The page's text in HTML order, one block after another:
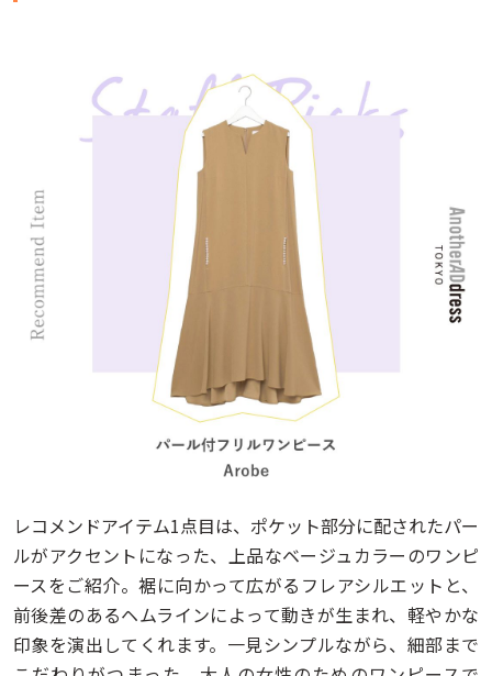
レコメンドアイテム1点目は、ポケット部分に配されたパー
ルがアクセントになった、上品なベージュカラーのワンピ
ースをご紹介。裾に向かって広がるフレアシルエットと、
前後差のあるヘムラインによって動きが生まれ、軽やかな
印象を演出してくれます。一見シンプルながら、細部まで